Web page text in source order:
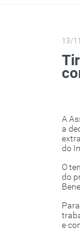
13/
A
a
do
O
do
e